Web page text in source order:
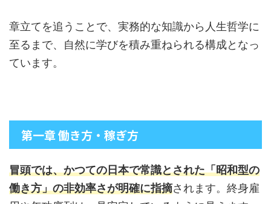
章立てを追うことで、実務的な知識から人生哲学に
至るまで、自然に学びを積み重ねられる構成となっ
ています。
第一章 働き方・稼ぎ方
冒頭では、かつての日本で常識とされた「昭和型の
働き方」の非効率さが明確に指摘されます。終身雇